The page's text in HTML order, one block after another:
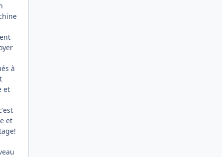
à
et
et